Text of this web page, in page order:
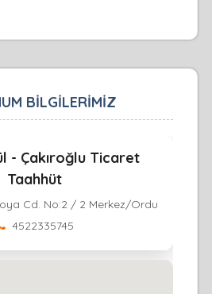
BİLGİLERİMİZ
- Çakıroğlu Ticaret
Taahhüt
Cd. No:2 / 2 Merkez/Ordu
4522335745